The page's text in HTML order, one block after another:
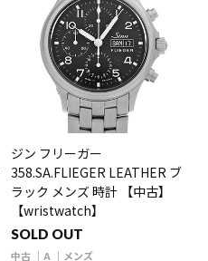
ジン フリーガー
358.SA.FLIEGER LEATHER ブ
ラック メンズ 時計 【中古】
【wristwatch】
SOLD OUT
中古 A メンズ